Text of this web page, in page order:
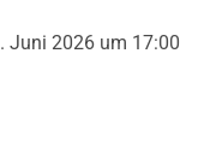
Juni 2026 um 17:00